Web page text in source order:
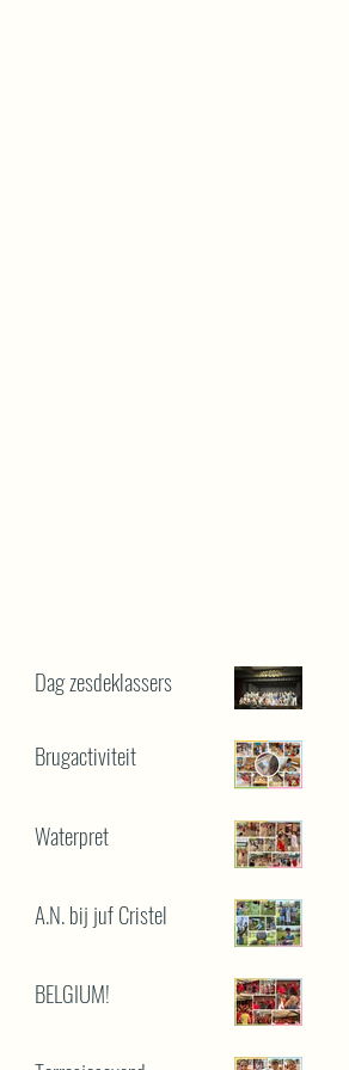
Dag zesdeklassers
Brugactiviteit
Waterpret
A.N. bij juf Cristel
BELGIUM!